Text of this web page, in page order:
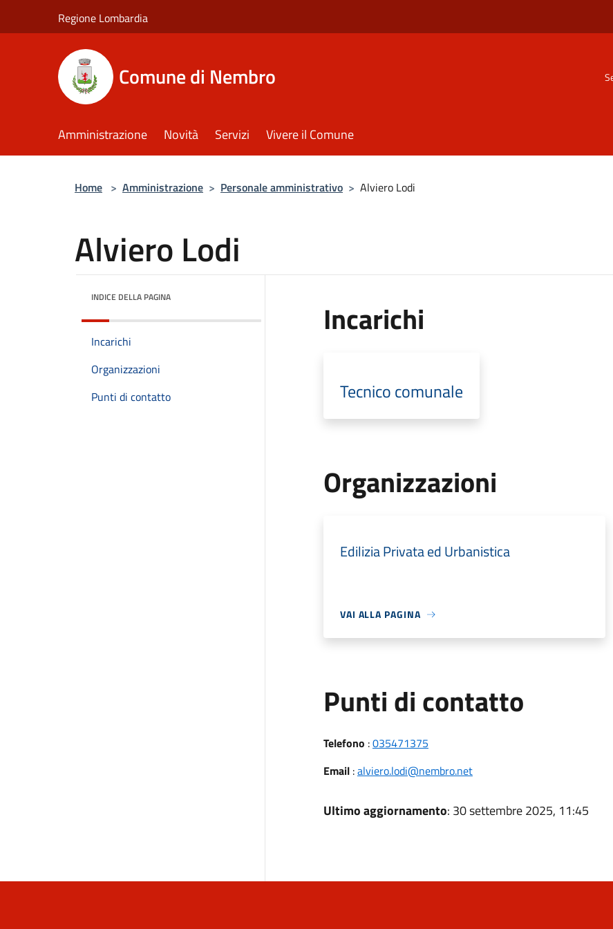
Regione Lombardia
Comune di Nembro
Amministrazione Novità Servizi Vivere il Comune
Home > Amministrazione > Personale amministrativo > Alviero Lodi
Alviero Lodi
INDICE DELLA PAGINA
Incarichi
Organizzazioni
Punti di contatto
Incarichi
Tecnico comunale
Organizzazioni
Edilizia Privata ed Urbanistica
VAI ALLA PAGINA
Punti di contatto
Telefono :035471375
Email:alviero.lodi@nembro.net
Ultimo aggiornamento: 30 settembre 2025, 11:45